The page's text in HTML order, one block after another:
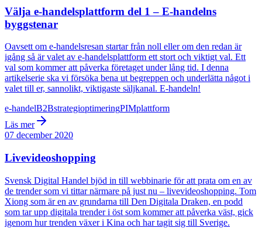
Välja e-handelsplattform del 1 – E-handelns
byggstenar
Oavsett om e-handelsresan startar från noll eller om den redan är
igång så är valet av e-handelsplattform ett stort och viktigt val. Ett
val som kommer att påverka företaget under lång tid. I denna
artikelserie ska vi försöka bena ut begreppen och underlätta något i
valet till er, sannolikt, viktigaste säljkanal. E-handeln!
e-handelB2BstrategioptimeringPIMplattform
Läs mer
07 december 2020
Livevideoshopping
Svensk Digital Handel bjöd in till webbinarie för att prata om en av
de trender som vi tittar närmare på just nu – livevideoshopping. Tom
Xiong som är en av grundarna till Den Digitala Draken, en podd
som tar upp digitala trender i öst som kommer att påverka väst, gick
igenom hur trenden växer i Kina och har tagit sig till Sverige.